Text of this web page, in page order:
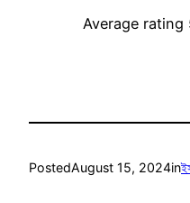
Average rating
PostedAugust 15, 2024in